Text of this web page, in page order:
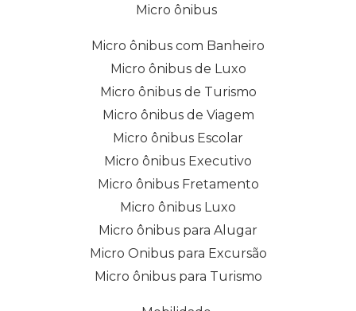
Micro ônibus
Micro ônibus com Banheiro
Micro ônibus de Luxo
Micro ônibus de Turismo
Micro ônibus de Viagem
Micro ônibus Escolar
Micro ônibus Executivo
Micro ônibus Fretamento
Micro ônibus Luxo
Micro ônibus para Alugar
Micro Onibus para Excursão
Micro ônibus para Turismo